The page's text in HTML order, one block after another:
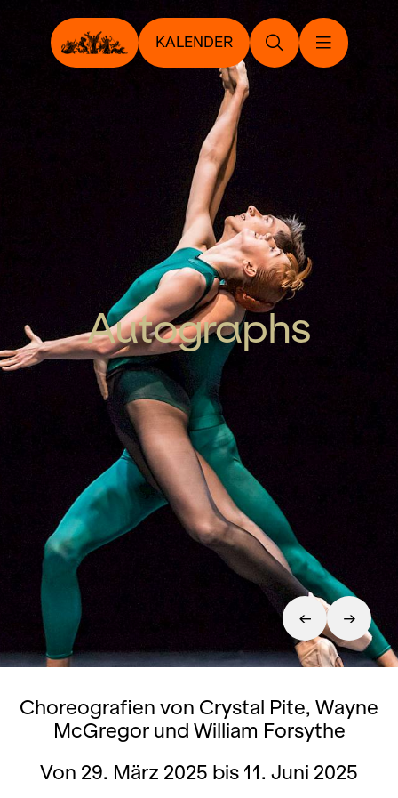
KALENDER
Autographs
Choreografien von Crystal Pite, Wayne
McGregor und William Forsythe
Von 29. März 2025 bis 11. Juni 2025